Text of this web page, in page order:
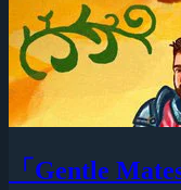
「Gentle